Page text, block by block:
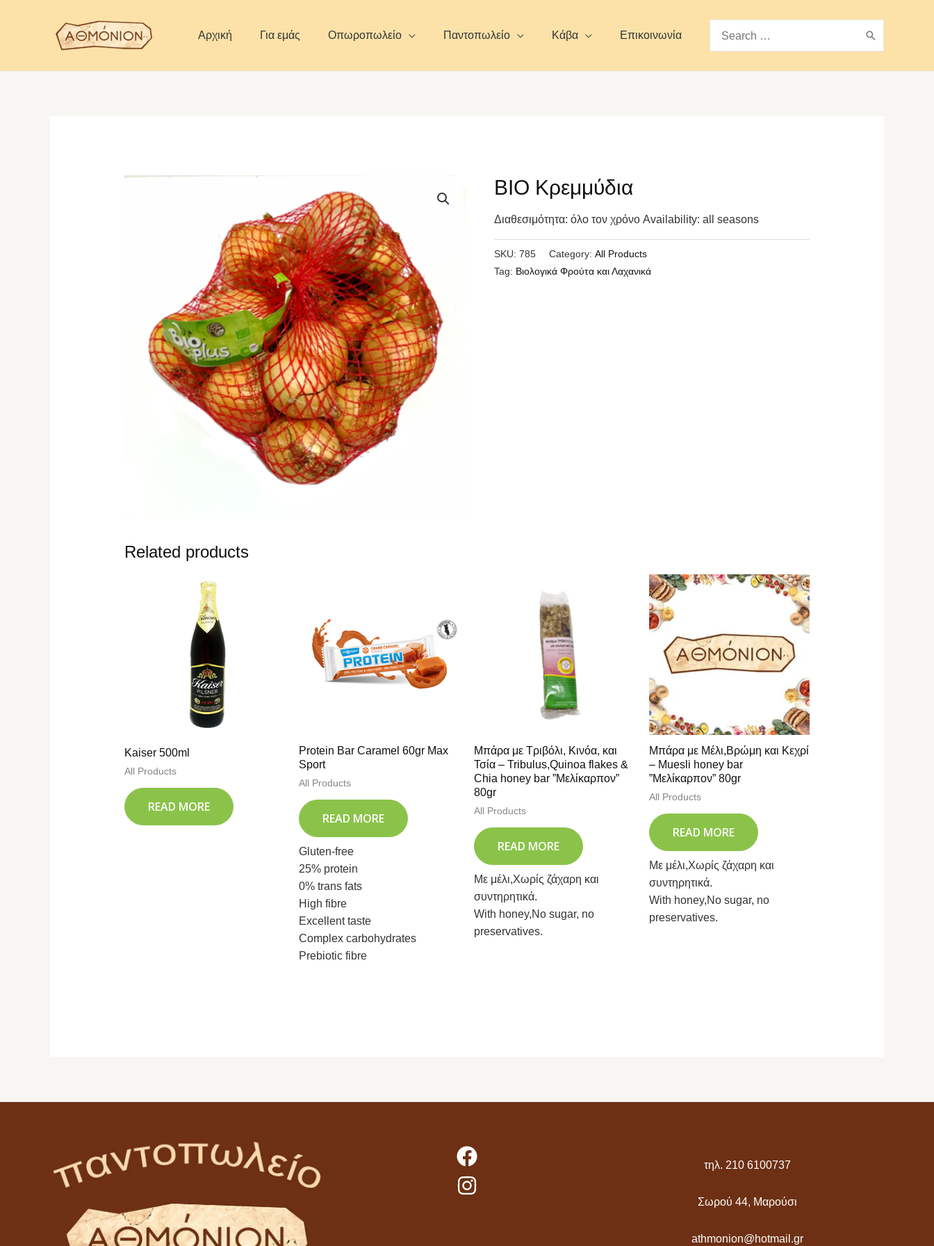
Αρχική Για εμάς Οπωροπωλείο Παντοπωλείο Κάβα Επικοινωνία
for:
ΒΙΟ Κρεμμύδια
Διαθεσιμότητα: όλο τον χρόνο Availability: all seasons
SKU:785 Category:All Products
Tag: Βιολογικά Φρούτα και Λαχανικά
Related products
Kaiser 500ml
All Products
READ MORE
Protein Bar Caramel 60gr Max
Sport
All Products
READ MORE
Gluten-free
25% protein
0% trans fats
High fibre
Excellent taste
Complex carbohydrates
Prebiotic fibre
Μπάρα με Τριβόλι, Κινόα, και
Τσία – Tribulus,Quinoa flakes &
Chia honey bar ”Μελίκαρπον”
80gr
All Products
READ MORE
Με μέλι,Χωρίς ζάχαρη και
συντηρητικά.
With honey,No sugar, no
preservatives.
Μπάρα με Μέλι,Βρώμη και Κεχρί
– Muesli honey bar
”Μελίκαρπον” 80gr
All Products
READ MORE
Με μέλι,Χωρίς ζάχαρη και
συντηρητικά.
With honey,No sugar, no
preservatives.
τηλ. 210 6100737
Σωρού 44, Μαρούσι
athmonion@hotmail.gr